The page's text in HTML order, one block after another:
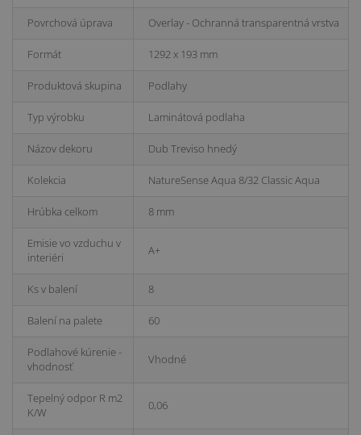
Povrchová úprava Overlay - Ochranná transparentná vrstva
Formát 1292 x 193 mm
Produktová skupina Podlahy
Typ výrobku Laminátová podlaha
Názov dekoru Dub Treviso hnedý
Kolekcia NatureSense Aqua 8/32 Classic Aqua
Hrúbka celkom 8 mm
Emisie vo vzduchu v
interiéri
A+
Ks v balení 8
Balení na palete 60
Podlahové kúrenie -
vhodnosť
Vhodné
Tepelný odpor R m2
K/W
0,06